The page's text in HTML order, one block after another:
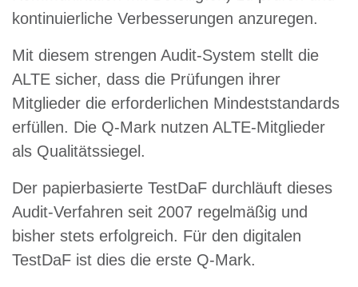
kontinuierliche Verbesserungen anzuregen.
Mit diesem strengen Audit-System stellt die
ALTE sicher, dass die Prüfungen ihrer
Mitglieder die erforderlichen Mindeststandards
erfüllen. Die Q-Mark nutzen ALTE-Mitglieder
als Qualitätssiegel.
Der papierbasierte TestDaF durchläuft dieses
Audit-Verfahren seit 2007 regelmäßig und
bisher stets erfolgreich. Für den digitalen
TestDaF ist dies die erste Q-Mark.